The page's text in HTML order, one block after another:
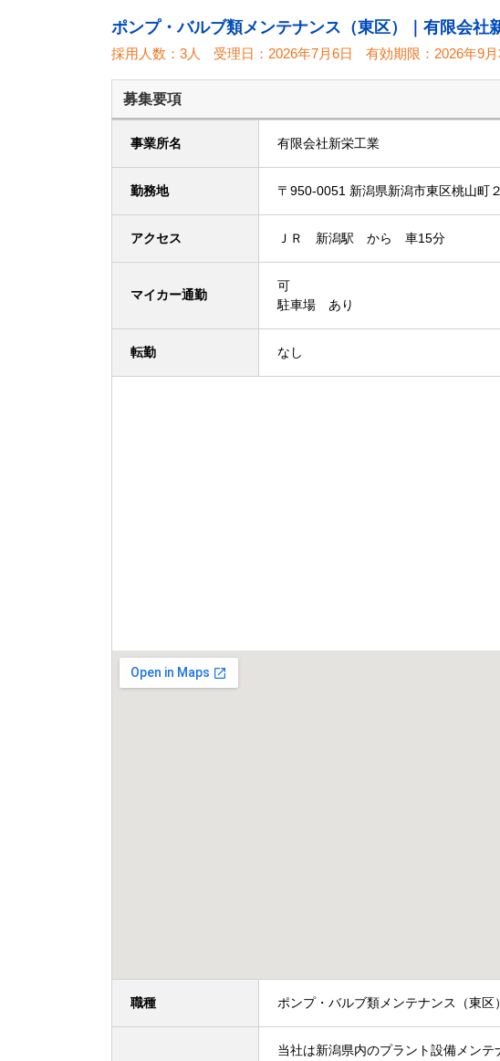
ポンプ・バルブ類メンテナンス（東区）｜有限会社
採用人数：3人 受理日： 2026年7月6日 有効期限： 2026年9
募集要項
事業所名 有限会社新栄工業
勤務地 〒950-0051 新潟県新潟市東区桃山
アクセス ＪＲ 新潟駅 から 車15分
マイカー通勤
可
駐車場 あり
転勤 なし
職種 ポンプ・バルブ類メンテナンス（東区）
当社は新潟県内のプラント設備メン